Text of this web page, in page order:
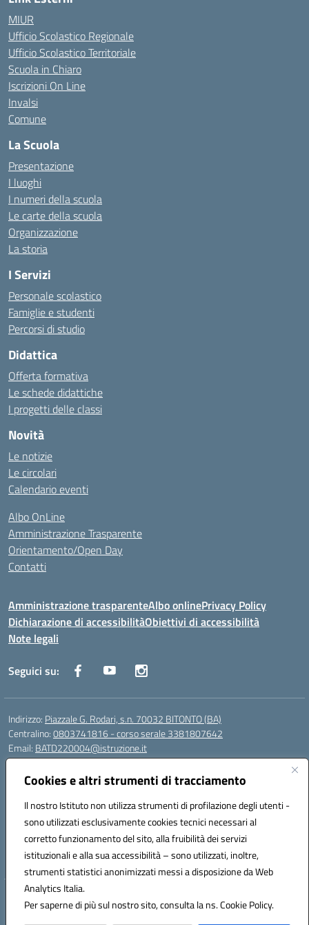
Cookies e altri strumenti di tracciamento
Il nostro Istituto non utilizza strumenti di profilazione degli utenti -
sono utilizzati esclusivamente cookies tecnici necessari al
corretto funzionamento del sito, alla fruibilità dei servizi
istituzionali e alla sua accessibilità – sono utilizzati, inoltre,
strumenti statistici anonimizzati messi a disposizione da Web
Analytics Italia.
Per saperne di più sul nostro sito, consulta la ns. Cookie Policy.
MIUR
Ufficio Scolastico Regionale
Ufficio Scolastico Territoriale
Scuola in Chiaro
Iscrizioni On Line
Invalsi
Comune
La Scuola
Presentazione
I luoghi
I numeri della scuola
Le carte della scuola
Organizzazione
La storia
I Servizi
Personale scolastico
Famiglie e studenti
Percorsi di studio
Didattica
Offerta formativa
Le schede didattiche
I progetti delle classi
Novità
Le notizie
Le circolari
Calendario eventi
Albo OnLine
Amministrazione Trasparente
Orientamento/Open Day
Contatti
Amministrazione trasparenteAlbo onlinePrivacy Policy
Dichiarazione di accessibilitàObiettivi di accessibilità
Note legali
Seguici su:
Indirizzo: Piazzale G. Rodari, s.n. 70032 BITONTO (BA)
Centralino:0803741816 - corso serale 3381807642
Email: BATD220004@istruzione.it
Posta elettronica certificata (PEC):batd220004@pec.istruzione.it
Codice fiscale: 93062840728
Codice meccanografico:BATD220004
Codice Indice delle Pubbliche Amministrazioni (IPA): itcvg
Codice unico di fatturazione (CUF): UFIJVU
la scuola è raggiungibile anche al numero: ☎️ 3520316918
Hosting & Powered by 3D Solution S.r.l.
Concept & Design by Designers Italia